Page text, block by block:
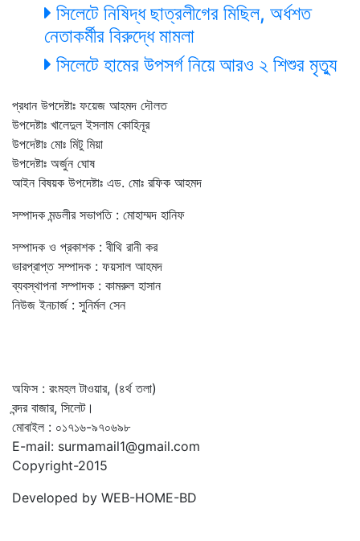
সিলেটে নিষিদ্ধ ছাত্রলীগের মিছিল, অর্ধশত
নেতাকর্মীর বিরুদ্ধে মামলা
সিলেটে হামের উপসর্গ নিয়ে আরও ২ শিশুর মৃত্যু
প্রধান উপদেষ্টাঃ ফয়েজ আহমদ দৌলত
উপদেষ্টাঃ খালেদুল ইসলাম কোহিনূর
উপদেষ্টাঃ মোঃ মিটু মিয়া
উপদেষ্টাঃ অর্জুন ঘোষ
আইন বিষয়ক উপদেষ্টাঃ এড. মোঃ রফিক আহমদ
সম্পাদক মন্ডলীর সভাপতি : মোহাম্মদ হানিফ
সম্পাদক ও প্রকাশক : বীথি রানী কর
ভারপ্রাপ্ত সম্পাদক : ফয়সাল আহমদ
ব্যবস্থাপনা সম্পাদক : কামরুল হাসান
নিউজ ইনচার্জ : সুনির্মল সেন
অফিস : রংমহল টাওয়ার, (৪র্থ তলা)
বন্দর বাজার, সিলেট।
মোবাইল : ০১৭১৬-৯৭০৬৯৮
E-mail: surmamail1@gmail.com
Copyright-2015
Developed by WEB-HOME-BD